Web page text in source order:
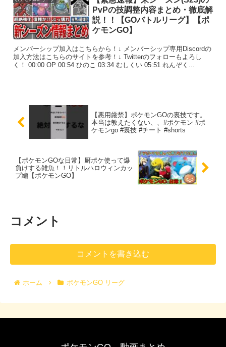
PvPの技調整内容まとめ・徹底解
説！！【GOバトルリーグ】【ポ
ケモンGO】
メンバーシップ加入はこちらから！↓ メンバーシップ専用Discordの
加入方法はこちらのサイトを参考！↓ Twitterのフォローもよろし
く！ 00:00 OP 00:54 ひのこ 03:34 むしくい 05:51 れんぞく...
【悪用厳禁】ポケモンGOの裏技です。
本当は教えたくない、、#ポケモン #ポ
ケモンgo #裏技 #チート #shorts
【ポケモンGOな日常】厨ポケ使って爆
負けする雑魚！！リトルハロウィンカッ
プ編【ポケモンGO】
コメント
コメントを書き込む
ホーム ポケモンGO リーグ